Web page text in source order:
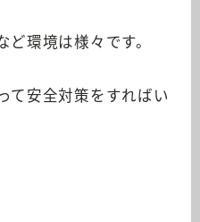
ど環境は様々です。
て安全対策をすればい